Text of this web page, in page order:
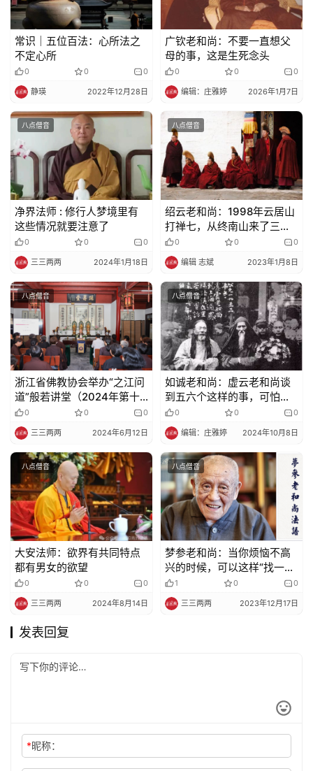
常识｜五位百法：心所法之
不定心所
0 0 0
静瑛 2022年12月28日
广钦老和尚：不要一直想父
母的事，这是生死念头
0 0 0
编辑：庄雅婷 2026年1月7日
八点僧音
净界法师 : 修行人梦境里有
这些情况就要注意了
0 0 0
三三两两 2024年1月18日
八点僧音
绍云老和尚：1998年云居山
打禅七，从终南山来了三个
穿喇嘛衣服的人…
0 0 0
编辑 志斌 2023年1月8日
八点僧音
浙江省佛教协会举办“之江问
道”般若讲堂（2024年第十
一期）
0 0 0
三三两两 2024年6月12日
八点僧音
如诚老和尚：虚云老和尚谈
到五六个这样的事，可怕不
可怕…
0 0 0
编辑：庄雅婷 2024年10月8日
八点僧音
大安法师：欲界有共同特点
都有男女的欲望
0 0 0
三三两两 2024年8月14日
八点僧音
梦参老和尚：当你烦恼不高
兴的时候，可以这样“找一
找”1 0 0
三三两两 2023年12月17日
发表回复
*昵称：